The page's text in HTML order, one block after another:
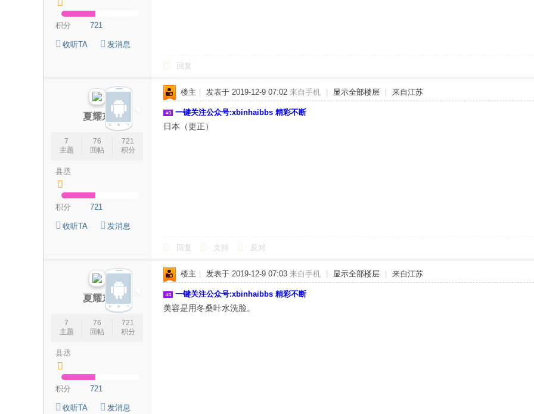
积分 721
收听TA 发消息
回复
夏耀东
7
主题
76
回帖
721
积分
县丞
积分 721
收听TA 发消息
楼主 发表于 2019-12-9 07:02 来自手机 显示全部楼层 来自江苏
一键关注公众号:xbinhaibbs 精彩不断
日本（更正）
回复 支持 反对
夏耀东
7
主题
76
回帖
721
积分
县丞
积分 721
收听TA 发消息
楼主 发表于 2019-12-9 07:03 来自手机 显示全部楼层 来自江苏
一键关注公众号:xbinhaibbs 精彩不断
美容是用冬桑叶水洗脸。